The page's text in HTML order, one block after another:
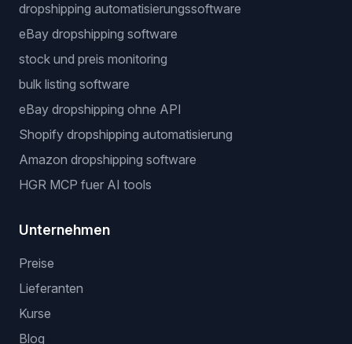
dropshipping automatisierungssoftware
eBay dropshipping software
stock und preis monitoring
bulk listing software
eBay dropshipping ohne API
Shopify dropshipping automatisierung
Amazon dropshipping software
HGR MCP fuer AI tools
Unternehmen
Preise
Lieferanten
Kurse
Blog